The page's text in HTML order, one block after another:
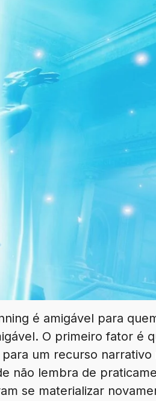
é amigável para
O primeiro fator é
um recurso narrativo
não lembra de
se materializar